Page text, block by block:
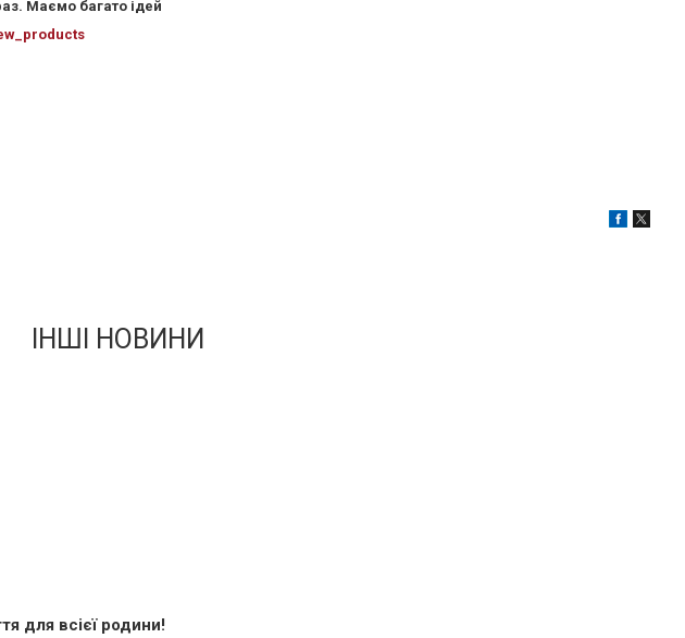
Маємо багато ідей
ІНШІ НОВИНИ
для всієї родини!